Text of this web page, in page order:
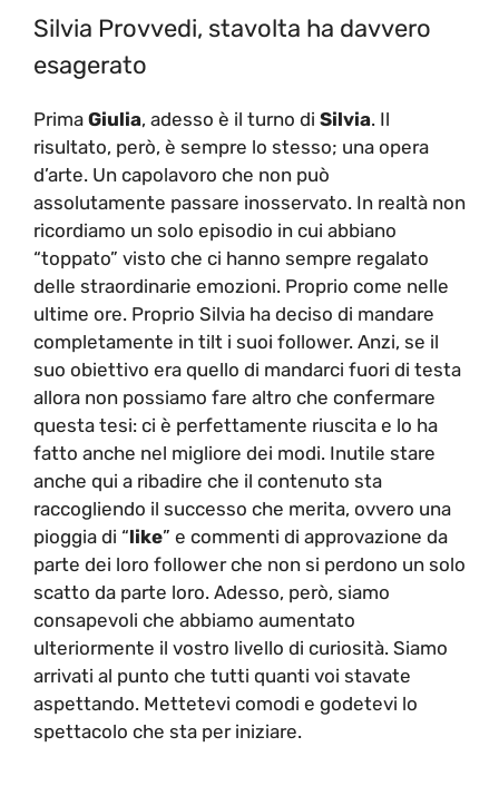
Silvia Provvedi, stavolta ha davvero
esagerato
Prima Giulia, adesso è il turno di Silvia. Il
risultato, però, è sempre lo stesso; una opera
d’arte. Un capolavoro che non può
assolutamente passare inosservato. In realtà non
ricordiamo un solo episodio in cui abbiano
“toppato” visto che ci hanno sempre regalato
delle straordinarie emozioni. Proprio come nelle
ultime ore. Proprio Silvia ha deciso di mandare
completamente in tilt i suoi follower. Anzi, se il
suo obiettivo era quello di mandarci fuori di testa
allora non possiamo fare altro che confermare
questa tesi: ci è perfettamente riuscita e lo ha
fatto anche nel migliore dei modi. Inutile stare
anche qui a ribadire che il contenuto sta
raccogliendo il successo che merita, ovvero una
pioggia di “like” e commenti di approvazione da
parte dei loro follower che non si perdono un solo
scatto da parte loro. Adesso, però, siamo
consapevoli che abbiamo aumentato
ulteriormente il vostro livello di curiosità. Siamo
arrivati al punto che tutti quanti voi stavate
aspettando. Mettetevi comodi e godetevi lo
spettacolo che sta per iniziare.